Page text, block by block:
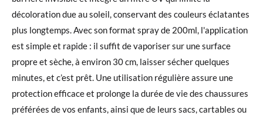
décoloration due au soleil, conservant des couleurs éclatantes
plus longtemps. Avec son format spray de 200ml, l'application
est simple et rapide : il suffit de vaporiser sur une surface
propre et sèche, à environ 30 cm, laisser sécher quelques
minutes, et c’est prêt. Une utilisation régulière assure une
protection efficace et prolonge la durée de vie des chaussures
préférées de vos enfants, ainsi que de leurs sacs, cartables ou